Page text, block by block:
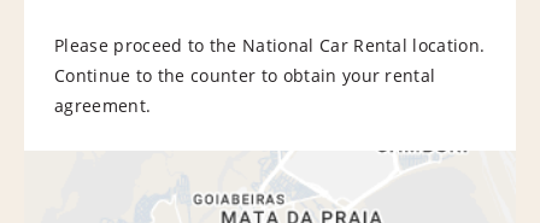
Please proceed to the National Car Rental location.
Continue to the counter to obtain your rental
agreement.